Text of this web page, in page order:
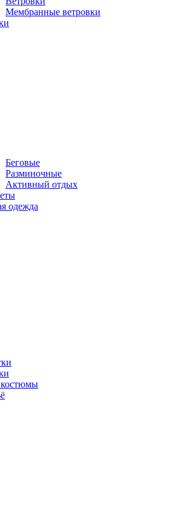
Мембранные ветровки
Беговые
Разминочные
Активный отдых
одежда